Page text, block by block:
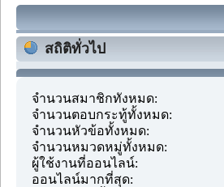
สถิติทั่วไป
จำนวนสมาชิกทั้งหมด:
จำนวนตอบกระทู้ทั้งหมด:
จำนวนหัวข้อทั้งหมด:
จำนวนหมวดหมู่ทั้งหมด:
ผู้ใช้งานที่ออนไลน์:
ออนไลน์มากที่สุด: